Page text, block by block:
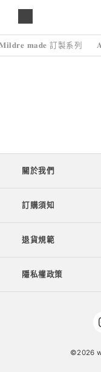
𝐦𝐚𝐝𝐞 訂製系列
關於我們
訂購須知
退貨規範
隱私權政策
©2026